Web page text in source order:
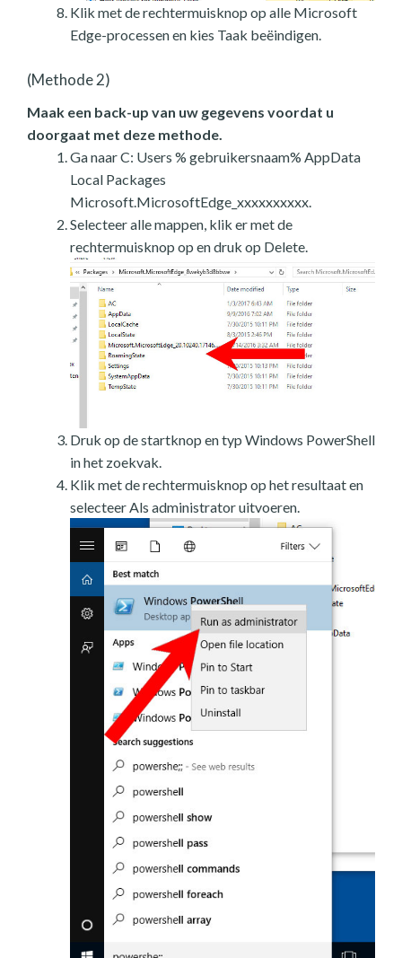
Klik met de rechtermuisknop op alle Microsoft
Edge-processen en kies Taak beëindigen.
(Methode 2)
Maak een back-up van uw gegevens voordat u
doorgaat met deze methode.
Ga naar C: Users % gebruikersnaam% AppData
Local Packages
Microsoft.MicrosoftEdge_xxxxxxxxxx.
Selecteer alle mappen, klik er met de
rechtermuisknop op en druk op Delete.
Druk op de startknop en typ Windows PowerShell
in het zoekvak.
Klik met de rechtermuisknop op het resultaat en
selecteer Als administrator uitvoeren.